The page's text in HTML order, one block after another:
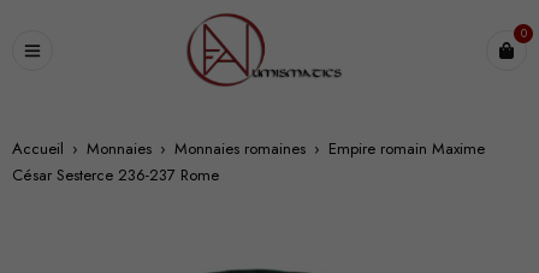
0
Accueil › Monnaies › Monnaies romaines › Empire romain Maxime
César Sesterce 236-237 Rome